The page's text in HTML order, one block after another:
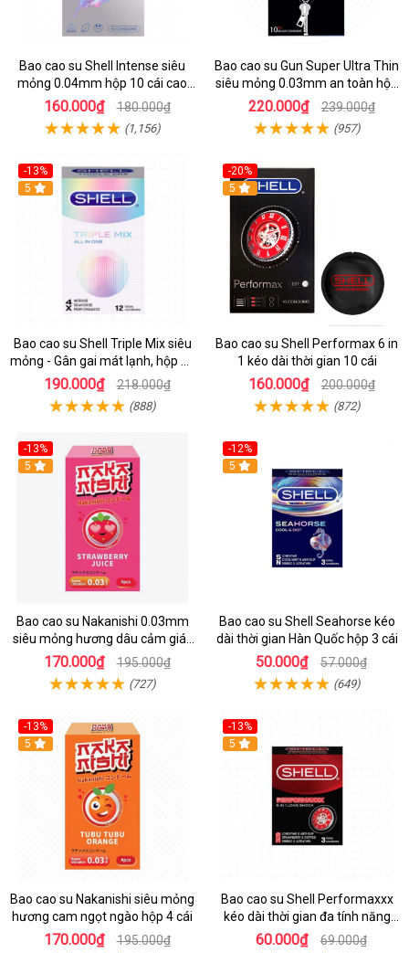
Bao cao su Shell Intense siêu
mỏng 0.04mm hộp 10 cái cao
cấp
160.000₫ 180.000₫
(1,156)
Bao cao su Gun Super Ultra Thin
siêu mỏng 0.03mm an toàn hộp
10 cái
220.000₫ 239.000₫
(957)
-13%
Hot
5
Bao cao su Shell Triple Mix siêu
mỏng - Gân gai mát lạnh, hộp 12
cái
190.000₫ 218.000₫
(888)
-20%
Hot
5
Bao cao su Shell Performax 6 in
1 kéo dài thời gian 10 cái
160.000₫ 200.000₫
(872)
-13%
Hot
5
Bao cao su Nakanishi 0.03mm
siêu mỏng hương dâu cảm giác
thật
170.000₫ 195.000₫
(727)
-12%
Hot
5
Bao cao su Shell Seahorse kéo
dài thời gian Hàn Quốc hộp 3 cái
50.000₫ 57.000₫
(649)
-13%
Hot
5
Bao cao su Nakanishi siêu mỏng
hương cam ngọt ngào hộp 4 cái
170.000₫ 195.000₫
-13%
Hot
5
Bao cao su Shell Performaxxx
kéo dài thời gian đa tính năng
Hàn
60.000₫ 69.000₫